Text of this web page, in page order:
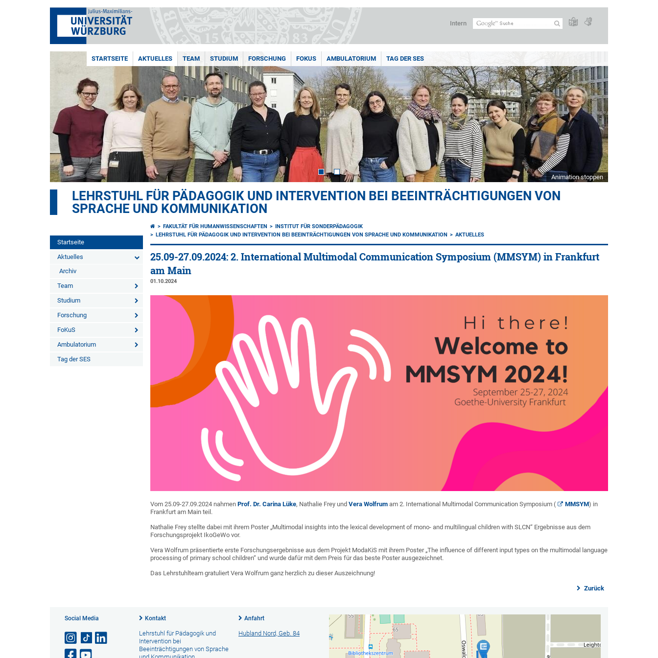
Intern
STARTSEITE AKTUELLES TEAM STUDIUM FORSCHUNG FOKUS AMBULATORIUM TAG DER SES
Animation stoppen
LEHRSTUHL FÜR PÄDAGOGIK UND INTERVENTION BEI BEEINTRÄCHTIGUNGEN VON
SPRACHE UND KOMMUNIKATION
Startseite
Aktuelles
Archiv
Team
Studium
Forschung
FoKuS
Ambulatorium
Tag der SES
FAKULTÄT FÜR HUMANWISSENSCHAFTEN
INSTITUT FÜR SONDERPÄDAGOGIK
LEHRSTUHL FÜR PÄDAGOGIK UND INTERVENTION BEI BEEINTRÄCHTIGUNGEN VON SPRACHE UND KOMMUNIKATION
AKTUELLES
25.09-27.09.2024: 2. International Multimodal Communication Symposium (MMSYM) in Frankfurt
am Main
01.10.2024
Vom 25.09-27.09.2024 nahmenProf. Dr. Carina Lüke, Nathalie Frey undVera Wolfrum am 2. International Multimodal Communication Symposium ( MMSYM) in
Frankfurt am Main teil.
Nathalie Frey stellte dabei mit ihrem Poster „Multimodal insights into the lexical development of mono- and multilingual children with SLCN“ Ergebnisse aus dem
Forschungsprojekt IkoGeWo vor.
Vera Wolfrum präsentierte erste Forschungsergebnisse aus dem Projekt ModaKiS mit ihrem Poster „The influence of different input types on the multimodal language
processing of primary school children“ und wurde dafür mit dem Preis für das beste Poster ausgezeichnet.
Das Lehrstuhlteam gratuliert Vera Wolfrum ganz herzlich zu dieser Auszeichnung!
Zurück
Social Media Kontakt
Lehrstuhl für Pädagogik und
Intervention bei
Beeinträchtigungen von Sprache
Anfahrt
Hubland Nord, Geb. 84